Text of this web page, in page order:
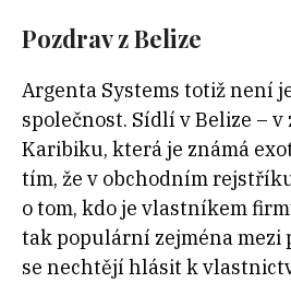
Pozdrav z Belize
Argenta Systems totiž není
společnost. Sídlí v Belize – v
Karibiku, která je známá
tím, že v obchodním
o tom, kdo je vlastníkem
tak populární zejména
se nechtějí hlásit k